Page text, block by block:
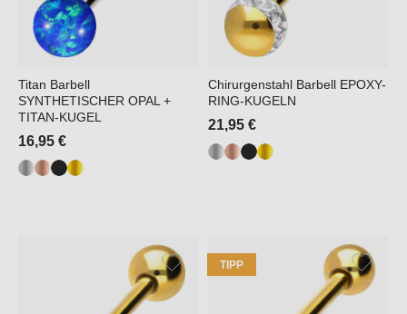
Titan Barbell
SYNTHETISCHER OPAL +
TITAN-KUGEL
16,95 €
Chirurgenstahl Barbell EPOXY-
RING-KUGELN
21,95 €
TIPP